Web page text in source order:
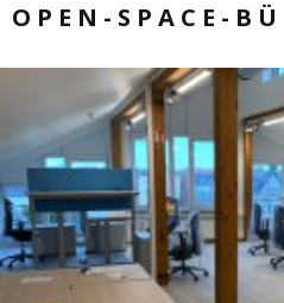
OPEN-SPACE-